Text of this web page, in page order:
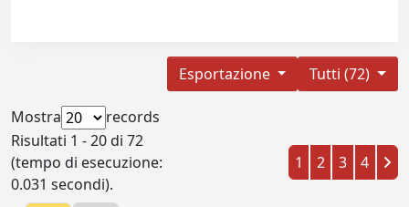
Tutti (72)
Esportazione
Mostra
records
Risultati 1 - 20 di 72
(tempo di esecuzione:
0.031 secondi).
1 2 3 4